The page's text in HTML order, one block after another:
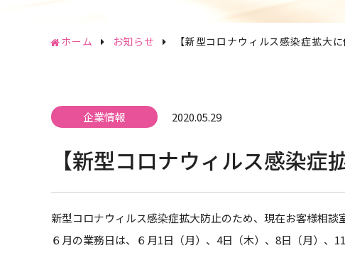
ホーム お知らせ 【新型コロナウィルス感染症拡大
企業情報 2020.05.29
【新型コロナウィルス感染症
新型コロナウィルス感染症拡大防止のため、現在お客様相談
６月の業務日は、６月1日（月）、4日（木）、8日（月）、